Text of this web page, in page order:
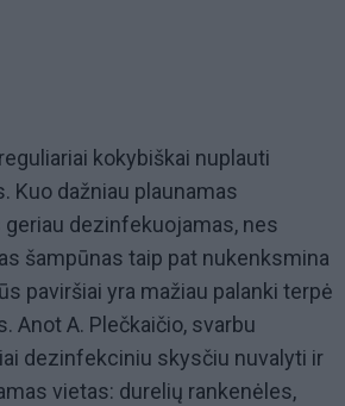
kokybiškai nuplauti
Kuo dažniau plaunamas
dezinfekuojamas, nes
šampūnas taip pat nukenksmina
paviršiai yra mažiau palanki terpė
Anot A. Plečkaičio, svarbu
dezinfekciniu skysčiu nuvalyti ir
vietas: durelių rankenėles,